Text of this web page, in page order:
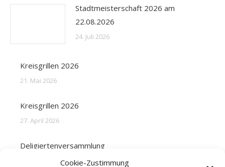
Cookie-Zustimmung
Stadtmeisterschaft 2026 am
22.08.2026
24. Juli 2026
Kreisgrillen 2026
21. Mai 2026
Kreisgrillen 2026
27. April 2026
Deligiertenversammlung
31. März 2026